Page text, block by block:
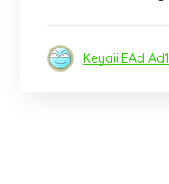
KeyaiiIEAd Ad1